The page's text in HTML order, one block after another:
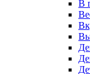
В